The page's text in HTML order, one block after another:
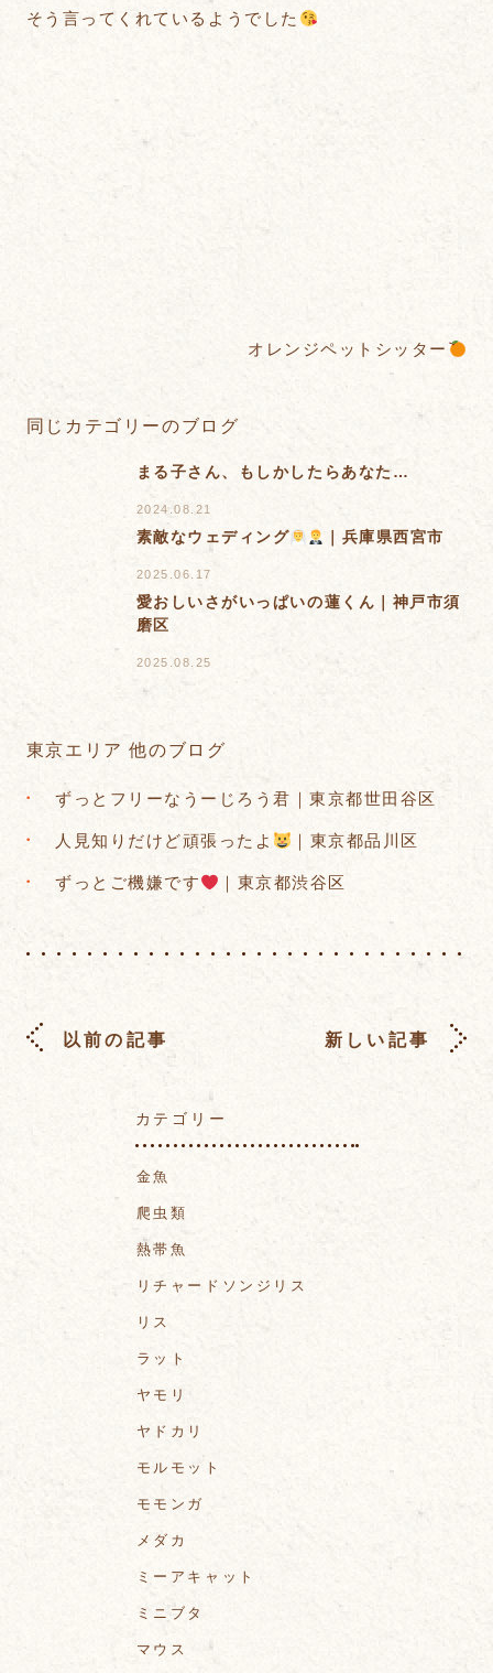
そう言ってくれているようでした
オレンジペットシッター
同じカテゴリーのブログ
まる子さん、もしかしたらあなた…
2024.08.21
素敵なウェディング ｜兵庫県西宮市
2025.06.17
愛おしいさがいっぱいの蓮くん｜神戸市須
磨区
2025.08.25
東京エリア 他のブログ
ずっとフリーなうーじろう君｜東京都世田谷区
人見知りだけど頑張ったよ ｜東京都品川区
ずっとご機嫌です ｜東京都渋谷区
以前の記事 新しい記事
カテゴリー
金魚
爬虫類
熱帯魚
リチャードソンジリス
リス
ラット
ヤモリ
ヤドカリ
モルモット
モモンガ
メダカ
ミーアキャット
ミニブタ
マウス